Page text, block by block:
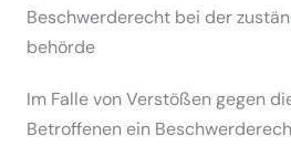
Beschwerde­recht bei der
behörde
Im Falle von Verstößen gegen
Betrof­fenen ein